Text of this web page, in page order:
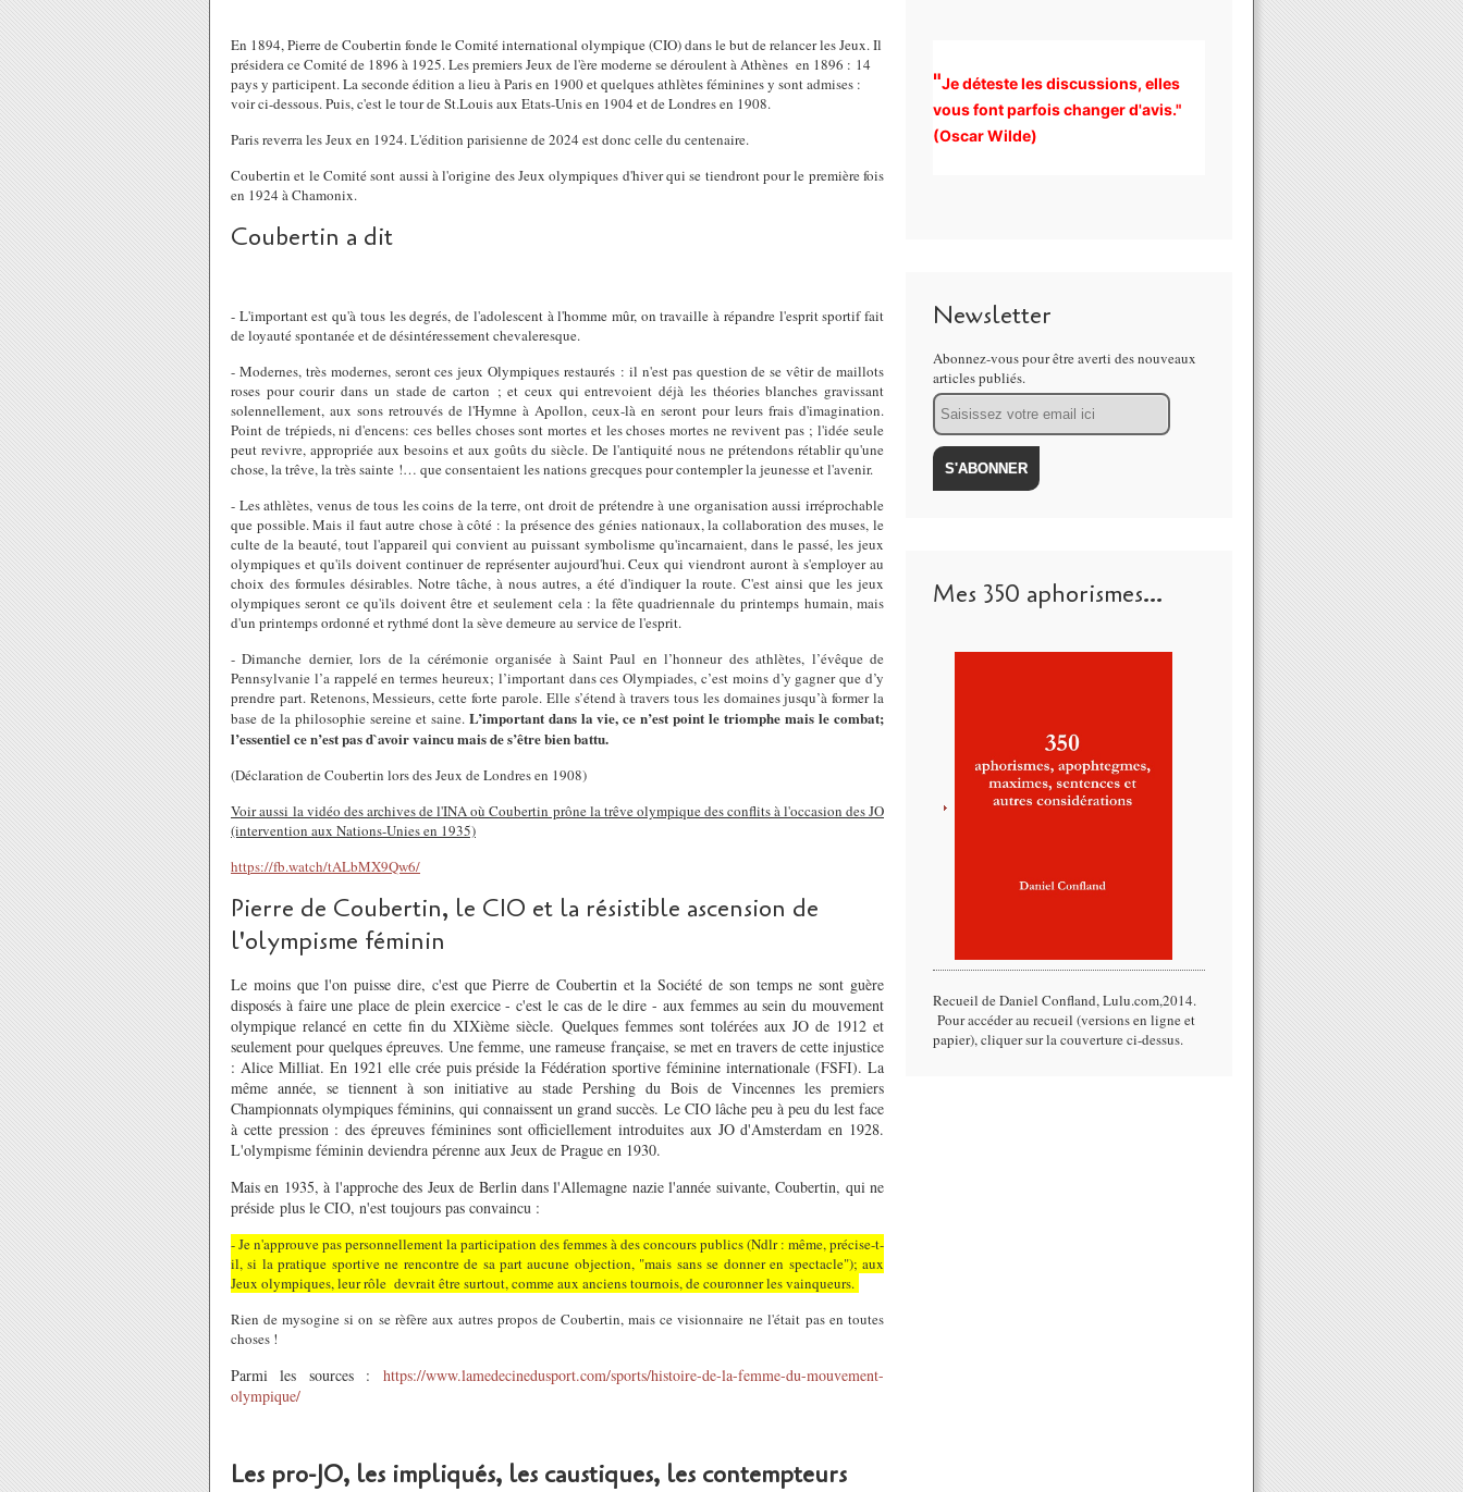
En 1894, Pierre de Coubertin fonde le Comité international olympique (CIO) dans le but de relancer les Jeux. Il
présidera ce Comité de 1896 à 1925. Les premiers Jeux de l'ère moderne se déroulent à Athènes en 1896 : 14
pays y participent. La seconde édition a lieu à Paris en 1900 et quelques athlètes féminines y sont admises :
voir ci-dessous. Puis, c'est le tour de St.Louis aux Etats-Unis en 1904 et de Londres en 1908.
Paris reverra les Jeux en 1924. L'édition parisienne de 2024 est donc celle du centenaire.
Coubertin et le Comité sont aussi à l'origine des Jeux olympiques d'hiver qui se tiendront pour le première fois
en 1924 à Chamonix.
Coubertin a dit
- L'important est qu'à tous les degrés, de l'adolescent à l'homme mûr, on travaille à répandre l'esprit sportif fait
de loyauté spontanée et de désintéressement chevaleresque.
- Modernes, très modernes, seront ces jeux Olympiques restaurés : il n'est pas question de se vêtir de maillots
roses pour courir dans un stade de carton ; et ceux qui entrevoient déjà les théories blanches gravissant
solennellement, aux sons retrouvés de l'Hymne à Apollon, ceux-là en seront pour leurs frais d'imagination.
Point de trépieds, ni d'encens: ces belles choses sont mortes et les choses mortes ne revivent pas ; l'idée seule
peut revivre, appropriée aux besoins et aux goûts du siècle. De l'antiquité nous ne prétendons rétablir qu'une
chose, la trêve, la très sainte !… que consentaient les nations grecques pour contempler la jeunesse et l'avenir.
- Les athlètes, venus de tous les coins de la terre, ont droit de prétendre à une organisation aussi irréprochable
que possible. Mais il faut autre chose à côté : la présence des génies nationaux, la collaboration des muses, le
culte de la beauté, tout l'appareil qui convient au puissant symbolisme qu'incarnaient, dans le passé, les jeux
olympiques et qu'ils doivent continuer de représenter aujourd'hui. Ceux qui viendront auront à s'employer au
choix des formules désirables. Notre tâche, à nous autres, a été d'indiquer la route. C'est ainsi que les jeux
olympiques seront ce qu'ils doivent être et seulement cela : la fête quadriennale du printemps humain, mais
d'un printemps ordonné et rythmé dont la sève demeure au service de l'esprit.
- Dimanche dernier, lors de la cérémonie organisée à Saint Paul en l’honneur des athlètes, l’évêque de
Pennsylvanie l’a rappelé en termes heureux; l’important dans ces Olympiades, c’est moins d’y gagner que d’y
prendre part. Retenons, Messieurs, cette forte parole. Elle s’étend à travers tous les domaines jusqu’à former la
base de la philosophie sereine et saine. L’important dans la vie, ce n’est point le triomphe mais le combat;
l’essentiel ce n’est pas d`avoir vaincu mais de s’être bien battu.
(Déclaration de Coubertin lors des Jeux de Londres en 1908)
Voir aussi la vidéo des archives de l'INA où Coubertin prône la trêve olympique des conflits à l'occasion des JO
(intervention aux Nations-Unies en 1935)
https://fb.watch/tALbMX9Qw6/
Pierre de Coubertin, le CIO et la résistible ascension de
l'olympisme féminin
Le moins que l'on puisse dire, c'est que Pierre de Coubertin et la Société de son temps ne sont guère
disposés à faire une place de plein exercice - c'est le cas de le dire - aux femmes au sein du mouvement
olympique relancé en cette fin du XIXième siècle. Quelques femmes sont tolérées aux JO de 1912 et
seulement pour quelques épreuves. Une femme, une rameuse française, se met en travers de cette injustice
: Alice Milliat. En 1921 elle crée puis préside la Fédération sportive féminine internationale (FSFI). La
même année, se tiennent à son initiative au stade Pershing du Bois de Vincennes les premiers
Championnats olympiques féminins, qui connaissent un grand succès. Le CIO lâche peu à peu du lest face
à cette pression : des épreuves féminines sont officiellement introduites aux JO d'Amsterdam en 1928.
L'olympisme féminin deviendra pérenne aux Jeux de Prague en 1930.
Mais en 1935, à l'approche des Jeux de Berlin dans l'Allemagne nazie l'année suivante, Coubertin, qui ne
préside plus le CIO, n'est toujours pas convaincu :
- Je n'approuve pas personnellement la participation des femmes à des concours publics (Ndlr : même, précise-t-
il, si la pratique sportive ne rencontre de sa part aucune objection, "mais sans se donner en spectacle"); aux
Jeux olympiques, leur rôle devrait être surtout, comme aux anciens tournois, de couronner les vainqueurs.
Rien de mysogine si on se rèfère aux autres propos de Coubertin, mais ce visionnaire ne l'était pas en toutes
choses !
Parmi les sources : https://www.lamedecinedusport.com/sports/histoire-de-la-femme-du-mouvement-
olympique/
Les pro-JO, les impliqués, les caustiques, les contempteurs
"Je déteste les discussions, elles
vous font parfois changer d'avis."
(Oscar Wilde)
Newsletter
Abonnez-vous pour être averti des nouveaux
articles publiés.
Email
Mes 350 aphorismes...
Recueil de Daniel Confland, Lulu.com,2014.​
Pour accéder au recueil (versions en ligne et
papier), cliquer sur la couverture ci-dessus.